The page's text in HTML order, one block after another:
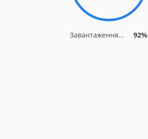
Завантаження... 92%